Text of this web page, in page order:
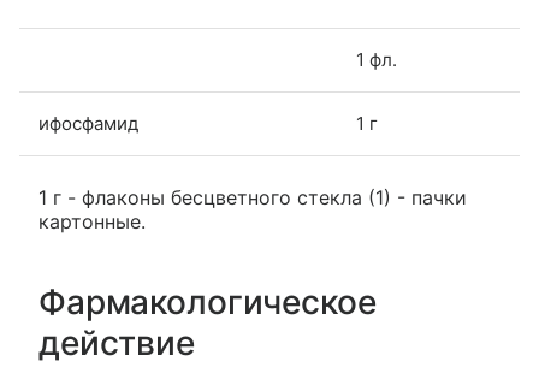
1 фл.
ифосфамид 1 г
1 г - флаконы бесцветного стекла (1) - пачки
картонные.
Фармакологическое
действие